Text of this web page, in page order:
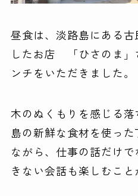
昼食は、淡路島にある
したお店 「ひさのま」
ンチをいただきました。
木のぬくもりを感じる
島の新鮮な食材を使っ
ながら、仕事の話だけ
きない会話も楽しむこと